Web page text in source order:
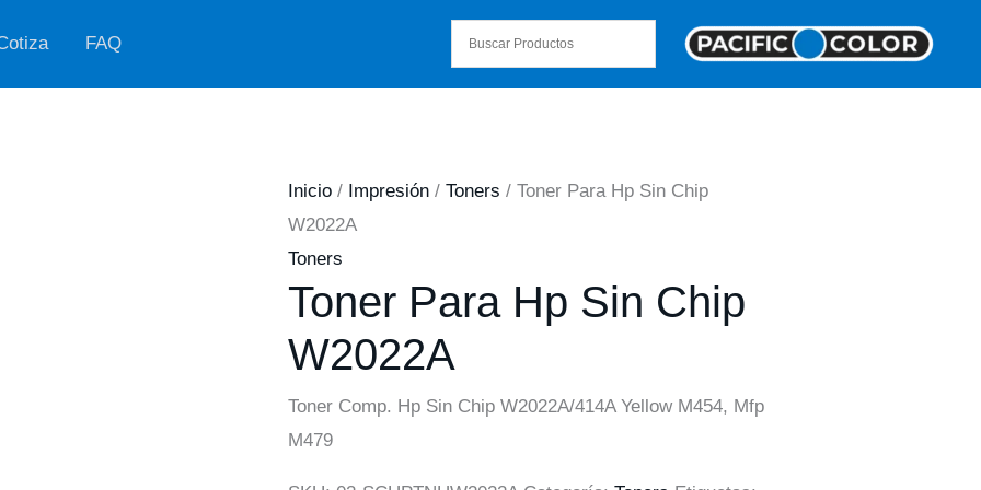
FAQ
Inicio/ Impresión/ Toners / Toner Para Hp Sin Chip
W2022A
Toners
Toner Para Hp Sin Chip
W2022A
Toner Comp. Hp Sin Chip W2022A/414A Yellow M454, Mfp
M479